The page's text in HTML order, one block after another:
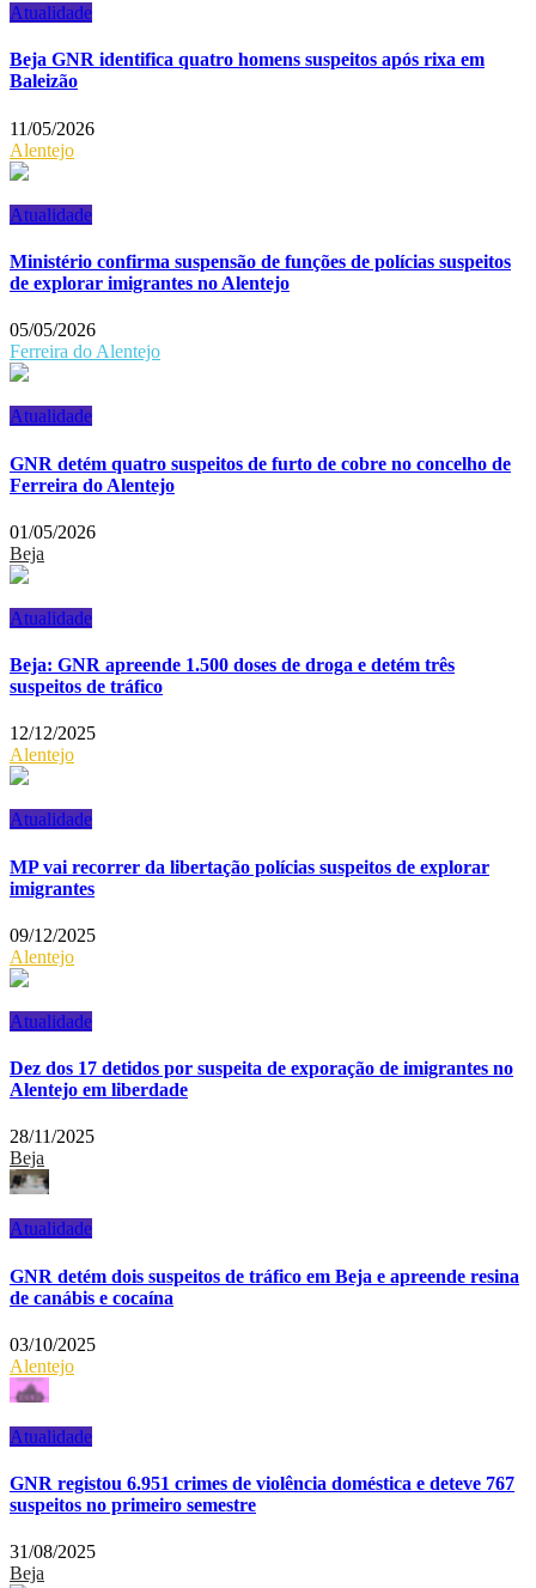
Atualidade
Beja GNR identifica quatro homens suspeitos após rixa em
Baleizão
11/05/2026
Alentejo
Atualidade
Ministério confirma suspensão de funções de polícias suspeitos
de explorar imigrantes no Alentejo
05/05/2026
Ferreira do Alentejo
Atualidade
GNR detém quatro suspeitos de furto de cobre no concelho de
Ferreira do Alentejo
01/05/2026
Beja
Atualidade
Beja: GNR apreende 1.500 doses de droga e detém três
suspeitos de tráfico
12/12/2025
Alentejo
Atualidade
MP vai recorrer da libertação polícias suspeitos de explorar
imigrantes
09/12/2025
Alentejo
Atualidade
Dez dos 17 detidos por suspeita de exporação de imigrantes no
Alentejo em liberdade
28/11/2025
Beja
Atualidade
GNR detém dois suspeitos de tráfico em Beja e apreende resina
de canábis e cocaína
03/10/2025
Alentejo
Atualidade
GNR registou 6.951 crimes de violência doméstica e deteve 767
suspeitos no primeiro semestre
31/08/2025
Beja